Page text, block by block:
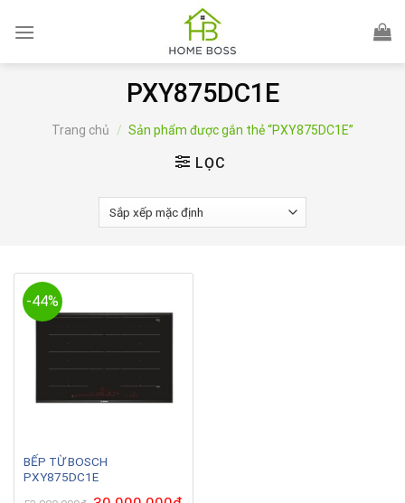
PXY875DC1E
Trang chủ / Sản phẩm được gắn thẻ “PXY875DC1E”
LỌC
-44%
BẾP TỪ BOSCH
PXY875DC1E